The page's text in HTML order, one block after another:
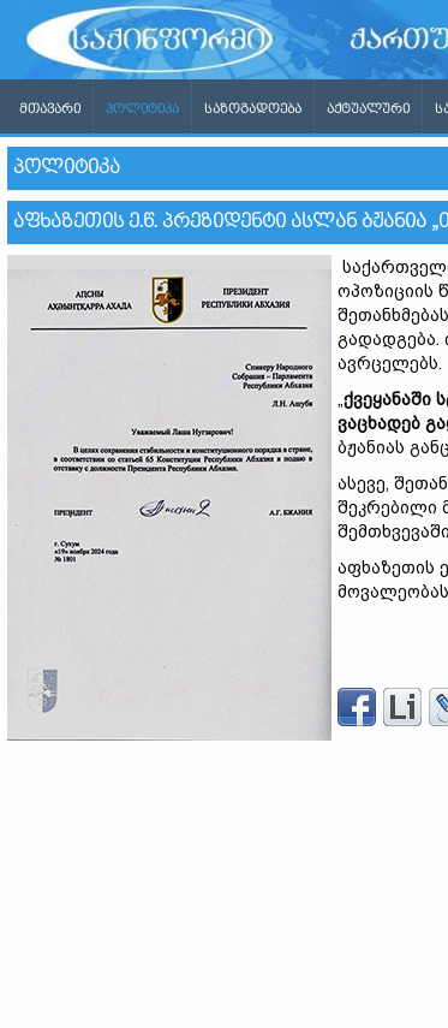
ᲛᲗᲐᲕᲐᲠᲘ ᲞᲝᲚᲘᲢᲘᲙᲐ ᲡᲐᲖᲝᲒᲐᲓᲝᲔᲑᲐ ᲐᲥᲢᲣᲐᲚᲣᲠᲘ
ᲞᲝᲚᲘᲢᲘᲙᲐ
ᲐᲤᲮᲐᲖᲔᲗᲘᲡ Ე.Წ. ᲞᲠᲔᲖᲘᲓᲔᲜᲢᲘ ᲐᲡᲚᲐᲜ ᲑᲟᲐᲜᲘᲐ
ოპოზიციის
გადადგება.
ავრცელებს.
„ქვეყანაში
ვაცხადებ
ბჟანიას
ასევე,
შეკრებილი
აფხაზეთის
მოვალეობას